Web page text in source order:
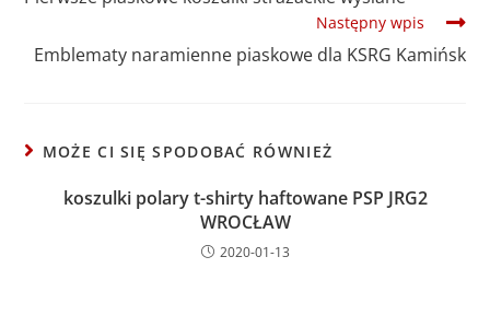
Następny wpis
Emblematy naramienne piaskowe dla KSRG Kamińsk
MOŻE CI SIĘ SPODOBAĆ RÓWNIEŻ
koszulki polary t-shirty haftowane PSP JRG2
WROCŁAW
2020-01-13